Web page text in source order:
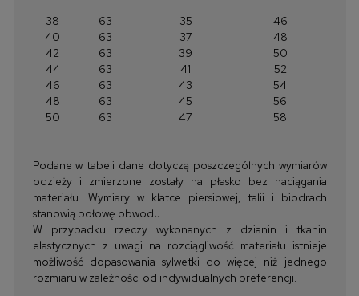
38 63 35
46
40
63 37
48
42
63 39
50
44
63 41
52
46
63 43
54
48
63 45
56
50
63 47 58
Podane w tabeli dane dotyczą poszczególnych wymiarów
odzieży i zmierzone zostały na płasko bez naciągania
materiału. Wymiary w klatce piersiowej, talii i biodrach
stanowią połowę obwodu.
W przypadku rzeczy wykonanych z dzianin i tkanin
elastycznych z uwagi na rozciągliwość materiału istnieje
możliwość dopasowania sylwetki do więcej niż jednego
rozmiaru w zależności od indywidualnych preferencji.